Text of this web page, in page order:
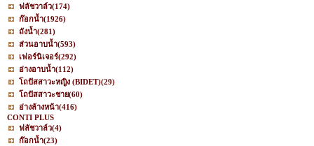
ฟลัชวาล์ว(174)
ก๊อกน้ำ(1926)
ถังน้ำ(281)
ส่วนอาบน้ำ(593)
เฟอร์นิเจอร์(292)
อ่างอาบน้ำ(112)
โถปัสสาวะหญิง (BIDET)(29)
โถปัสสาวะชาย(60)
อ่างล้างหน้า(416)
CONTI PLUS
ฟลัชวาล์ว(4)
ก๊อกน้ำ(23)